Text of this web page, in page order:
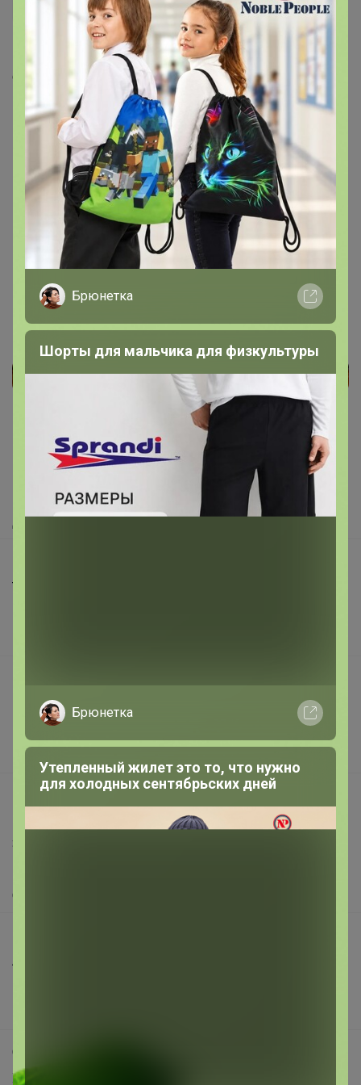
Скопировать ссылку
Медали 11
Номинировать на медаль
Реклама
Как здесь все устроено?
Как сделать заказ?
Как получить?
Доставка
Торговые марки
Реклама на сайте
Поставщикам
Вакансии
support@24-ok.ru
Защита покупателя
О нас
Анонсы
Самое выгодное
Хиты продаж
Брюнетка
Шорты для мальчика для физкультуры
Брюнетка
Утепленный жилет это то, что нужно
для холодных сентябрьских дней